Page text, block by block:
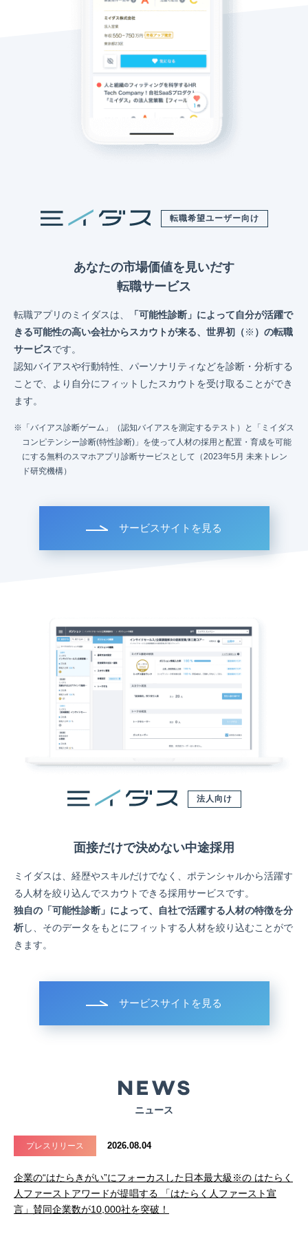
転職希望ユーザー向け
あなたの市場価値を見いだす
転職サービス
転職アプリのミイダスは、
「可能性診断」によって自分が活躍で
きる可能性の高い会社からスカウトが来る、世界初（※ ）の転職
サービスです。
認知バイアスや行動特性、パーソナリティなどを診断・分析する
ことで、より自分にフィットしたスカウトを受け取ることができ
ます。
「バイアス診断ゲーム」（認知バイアスを測定するテスト）と「ミイダス
コンピテンシー診断(特性診断)」を使って人材の採用と配置・育成を可能
にする無料のスマホアプリ診断サービスとして（2023年5月 未来トレン
ド研究機構）
サービスサイトを見る
法人向け
面接だけで決めない中途採用
ミイダスは、経歴やスキルだけでなく、ポテンシャルから活躍す
る人材を絞り込んでスカウトできる採用サービスです。
独自の「可能性診断」によって、自社で活躍する人材の特徴を分
析し、そのデータをもとにフィットする人材を絞り込むことがで
きます。
サービスサイトを見る
ニュース
プレスリリース 2026.08.04
企業の“はたらきがい”にフォーカスした日本最大級※の はたらく
人ファーストアワードが提唱する 「はたらく人ファースト宣
言」賛同企業数が10,000社を突破！